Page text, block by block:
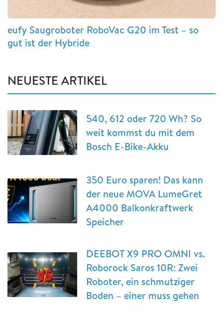
eufy Saugroboter RoboVac G20 im Test – so
gut ist der Hybride
NEUESTE ARTIKEL
540, 612 oder 720 Wh? So
weit kommst du mit dem
Bosch E-Bike-Akku
350 Euro sparen! Das kann
der neue MOVA LumeGret
A4000 Balkonkraftwerk
Speicher
DEEBOT X9 PRO OMNI vs.
Roborock Saros 10R: Zwei
Roboter, ein schmutziger
Boden – einer muss gehen